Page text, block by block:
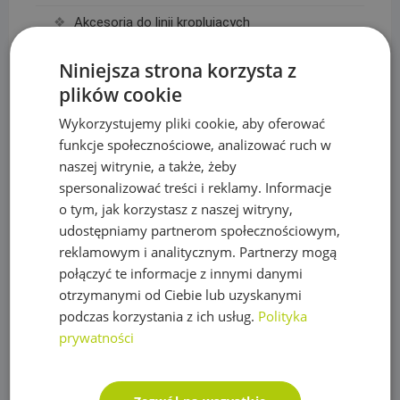
Akcesoria do linii kroplujących
Maty, taśmy ogrodzeniowe i akcesoria
Mikronawadnianie
Narzędzia
Nawozy do trawy
Obrzeża trawnikowe, kraty parkingowe i kotwy
Opryskiwacze
Oświetlenie
Plandeki ochronne
Plandeka wzmacniana GREEN 90g/m2
Niniejsza strona korzysta z
plików cookie
Wykorzystujemy pliki cookie, aby oferować
funkcje społecznościowe, analizować ruch w
naszej witrynie, a także, żeby
spersonalizować treści i reklamy. Informacje
o tym, jak korzystasz z naszej witryny,
udostępniamy partnerom społecznościowym,
reklamowym i analitycznym. Partnerzy mogą
połączyć te informacje z innymi danymi
otrzymanymi od Ciebie lub uzyskanymi
podczas korzystania z ich usług. Polityka
prywatności